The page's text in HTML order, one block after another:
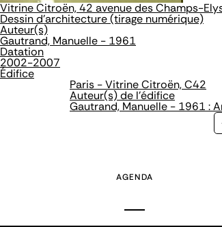
Vitrine Citroën, 42 avenue des Champs-
Dessin d'architecture (tirage numérique)
Auteur(s)
Gautrand, Manuelle - 1961
Datation
2002-2007
Édifice
Paris - Vitrine Citroën, C42
Auteur(s) de l'édifice
Gautrand, Manuelle - 1961 :
AGENDA